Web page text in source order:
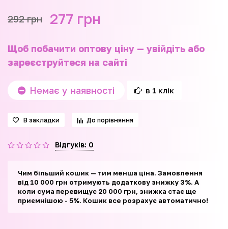
292 грн 277 грн
Щоб побачити оптову ціну — увійдіть або
зареєструйтеся на сайті
Немає у наявності в 1 клік
В закладки До порівняння
Відгуків: 0
Чим більший кошик — тим менша ціна. Замовлення
від 10 000 грн отримують додаткову знижку 3%. А
коли сума перевищує 20 000 грн, знижка стає ще
приємнішою - 5%. Кошик все розрахує автоматично!